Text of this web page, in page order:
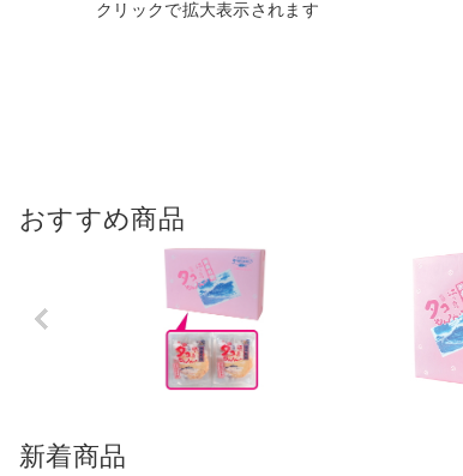
おすすめ商品
Previo
us
新着商品